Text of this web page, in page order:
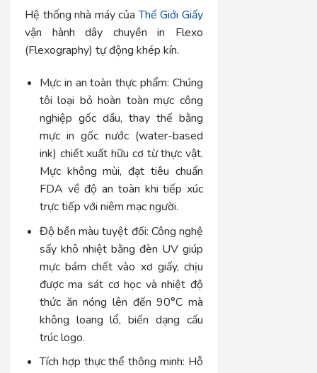
Hệ thống nhà máy củaThế Giới Giấy
vận hành dây chuyền in Flexo
(Flexography) tự động khép kín.
Mực in an toàn thực phẩm: Chúng
tôi loại bỏ hoàn toàn mực công
nghiệp gốc dầu, thay thế bằng
mực in gốc nước (water-based
ink) chiết xuất hữu cơ từ thực vật.
Mực không mùi, đạt tiêu chuẩn
FDA về độ an toàn khi tiếp xúc
trực tiếp với niêm mạc người.
Độ bền màu tuyệt đối: Công nghệ
sấy khô nhiệt bằng đèn UV giúp
mực bám chết vào xơ giấy, chịu
được ma sát cơ học và nhiệt độ
thức ăn nóng lên đến 90°C mà
không loang lổ, biến dạng cấu
trúc logo.
Tích hợp thực thể thông minh: Hỗ